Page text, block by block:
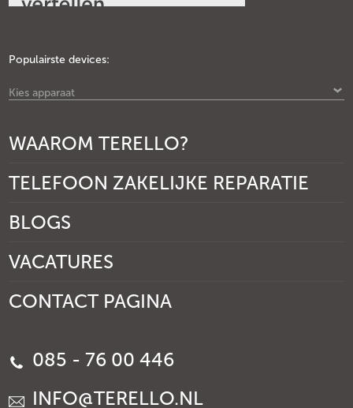
Populairste devices:
Kies apparaat
WAAROM TERELLO?
TELEFOON ZAKELIJKE REPARATIE
BLOGS
VACATURES
CONTACT PAGINA
085 - 76 00 446
INFO@TERELLO.NL